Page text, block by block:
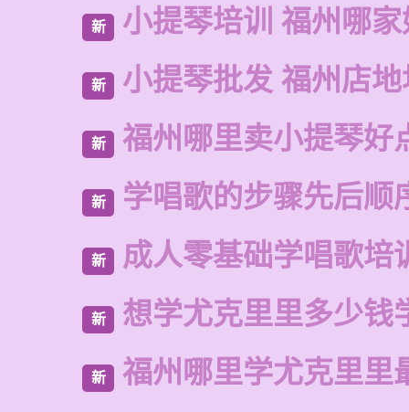
新 小提琴培训 福州哪
新 小提琴批发 福州店
新 福州哪里卖小提琴好
新 学唱歌的步骤先后顺
新 成人零基础学唱歌培
新 想学尤克里里多少钱
新 福州哪里学尤克里里